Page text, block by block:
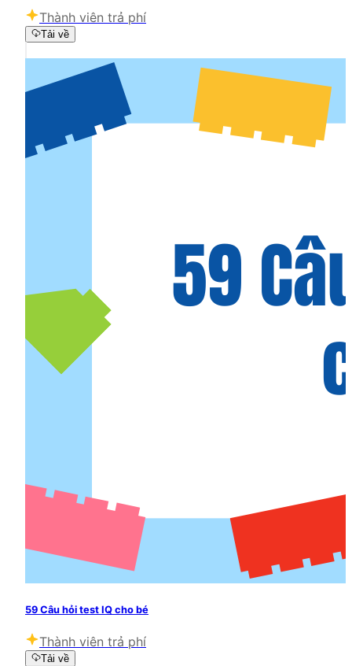
Thành viên trả phí
Tải về
59 Câu hỏi test IQ cho bé
Thành viên trả phí
Tải về